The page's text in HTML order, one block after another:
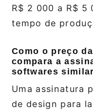
R$ 2 000 a R$ 5
tempo de
Como o preço
compara a
softwares
Uma assinatura
de design para